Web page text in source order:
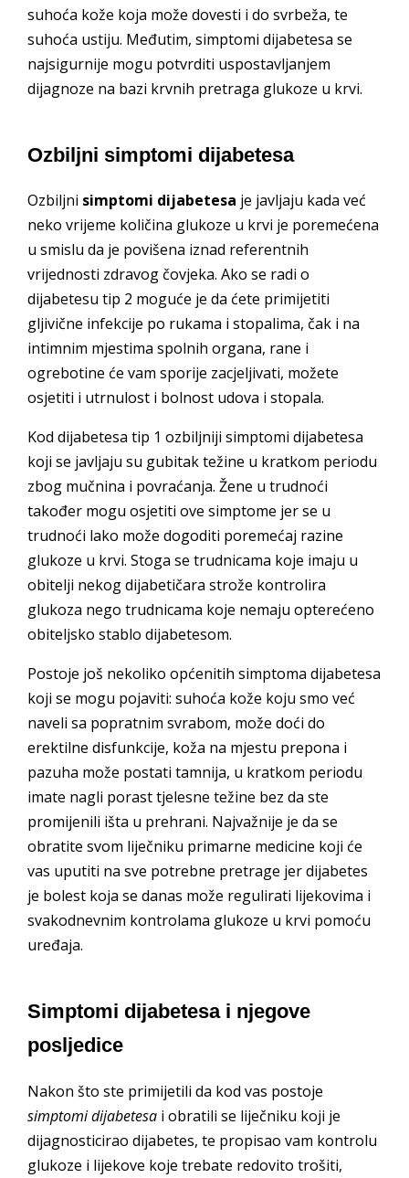
suhoća kože koja može dovesti i do svrbeža, te
suhoća ustiju. Međutim, simptomi dijabetesa se
najsigurnije mogu potvrditi uspostavljanjem
dijagnoze na bazi krvnih pretraga glukoze u krvi.
Ozbiljni simptomi dijabetesa
Ozbiljni simptomi dijabetesa je javljaju kada već
neko vrijeme količina glukoze u krvi je poremećena
u smislu da je povišena iznad referentnih
vrijednosti zdravog čovjeka. Ako se radi o
dijabetesu tip 2 moguće je da ćete primijetiti
gljivične infekcije po rukama i stopalima, čak i na
intimnim mjestima spolnih organa, rane i
ogrebotine će vam sporije zacjeljivati, možete
osjetiti i utrnulost i bolnost udova i stopala.
Kod dijabetesa tip 1 ozbiljniji simptomi dijabetesa
koji se javljaju su gubitak težine u kratkom periodu
zbog mučnina i povraćanja. Žene u trudnoći
također mogu osjetiti ove simptome jer se u
trudnoći lako može dogoditi poremećaj razine
glukoze u krvi. Stoga se trudnicama koje imaju u
obitelji nekog dijabetičara strože kontrolira
glukoza nego trudnicama koje nemaju opterećeno
obiteljsko stablo dijabetesom.
Postoje još nekoliko općenitih simptoma dijabetesa
koji se mogu pojaviti: suhoća kože koju smo već
naveli sa popratnim svrabom, može doći do
erektilne disfunkcije, koža na mjestu prepona i
pazuha može postati tamnija, u kratkom periodu
imate nagli porast tjelesne težine bez da ste
promijenili išta u prehrani. Najvažnije je da se
obratite svom liječniku primarne medicine koji će
vas uputiti na sve potrebne pretrage jer dijabetes
je bolest koja se danas može regulirati lijekovima i
svakodnevnim kontrolama glukoze u krvi pomoću
uređaja.
Simptomi dijabetesa i njegove
posljedice
Nakon što ste primijetili da kod vas postoje
simptomi dijabetesa i obratili se liječniku koji je
dijagnosticirao dijabetes, te propisao vam kontrolu
glukoze i lijekove koje trebate redovito trošiti,